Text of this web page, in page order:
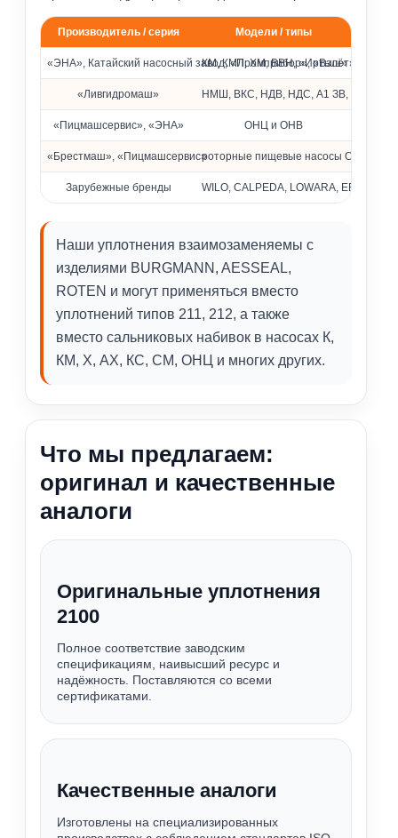
Совместимость с насосами различных брендов
Производитель / серия Модели / типы
«ЭНА», Катайский насосный завод, «Промприбор», «Взлёт»
КМ, КМЛ, ХМ, ВВН, «Иртыш» и др.
«Ливгидромаш» НМШ, ВКС, НДВ, НДС, А1 ЗВ, КМ
«Пицмашсервис», «ЭНА» ОНЦ и ОНВ
«Брестмаш», «Пицмашсервис»роторные пищевые насосы ОРА
Зарубежные бренды WILO, CALPEDA, LOWARA, EBARA,
Наши уплотнения взаимозаменяемы с
изделиями BURGMANN, AESSEAL,
ROTEN и могут применяться вместо
уплотнений типов 211, 212, а также
вместо сальниковых набивок в насосах К,
КМ, Х, АХ, КС, СМ, ОНЦ и многих других.
Что мы предлагаем:
оригинал и качественные
аналоги
Оригинальные уплотнения
2100
Полное соответствие заводским
спецификациям, наивысший ресурс и
надёжность. Поставляются со всеми
сертификатами.
Качественные аналоги
Изготовлены на специализированных